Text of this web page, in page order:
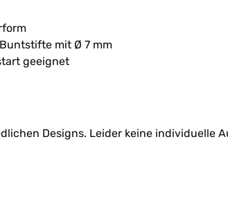
mit Ø 7 mm
geeignet
Designs. Leider keine individuelle